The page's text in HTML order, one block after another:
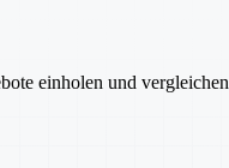
einholen und vergleichen